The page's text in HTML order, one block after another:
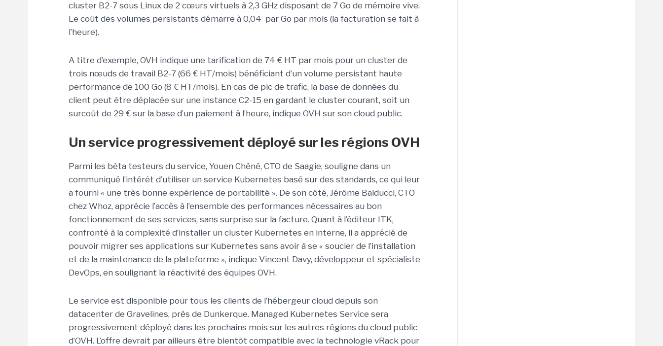
cluster B2-7 sous Linux de 2 cœurs virtuels à 2,3 GHz disposant de 7 Go de mémoire vive.
Le coût des volumes persistants démarre à 0,04 par Go par mois (la facturation se fait à
l’heure).
A titre d’exemple, OVH indique une tarification de 74 € HT par mois pour un cluster de
trois nœuds de travail B2-7 (66 € HT/mois) bénéficiant d’un volume persistant haute
performance de 100 Go (8 € HT/mois). En cas de pic de trafic, la base de données du
client peut être déplacée sur une instance C2-15 en gardant le cluster courant, soit un
surcoût de 29 € sur la base d’un paiement à l’heure, indique OVH sur son cloud public.
Un service progressivement déployé sur les régions OVH
Parmi les bêta testeurs du service, Youen Chéné, CTO de Saagie, souligne dans un
communiqué l’intérêt d’utiliser un service Kubernetes basé sur des standards, ce qui leur
a fourni « une très bonne expérience de portabilité ». De son côté, Jérôme Balducci, CTO
chez Whoz, apprécie l’accès à l’ensemble des performances nécessaires au bon
fonctionnement de ses services, sans surprise sur la facture. Quant à l’éditeur ITK,
confronté à la complexité d’installer un cluster Kubernetes en interne, il a apprécié de
pouvoir migrer ses applications sur Kubernetes sans avoir à se « soucier de l’installation
et de la maintenance de la plateforme », indique Vincent Davy, développeur et spécialiste
DevOps, en soulignant la réactivité des équipes OVH.
Le service est disponible pour tous les clients de l’hébergeur cloud depuis son
datacenter de Gravelines, près de Dunkerque. Managed Kubernetes Service sera
progressivement déployé dans les prochains mois sur les autres régions du cloud public
d’OVH. L’offre devrait par ailleurs être bientôt compatible avec la technologie vRack pour